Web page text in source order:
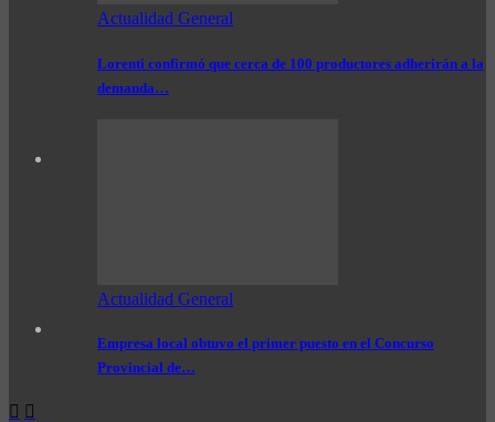
Actualidad General
Lorenti confirmó que cerca de 100 productores adherirán a la
demanda…
Actualidad General
Empresa local obtuvo el primer puesto en el Concurso
Provincial de…